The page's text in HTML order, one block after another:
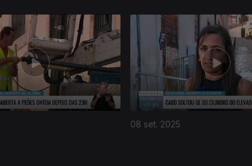
08 set. 2025